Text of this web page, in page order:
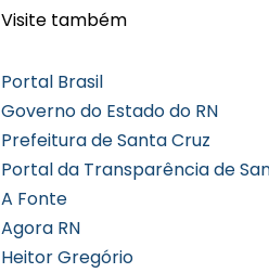
Visite também
Portal Brasil
Governo do Estado do RN
Prefeitura de Santa Cruz
Portal da Transparência de
A Fonte
Agora RN
Heitor Gregório